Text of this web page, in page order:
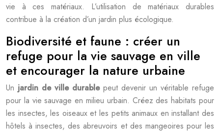
vie à ces matériaux. L’utilisation de matériaux durables
contribue à la création d’un jardin plus écologique.
Biodiversité et faune : créer un
refuge pour la vie sauvage en ville
et encourager la nature urbaine
Un jardin de ville durable peut devenir un véritable refuge
pour la vie sauvage en milieu urbain. Créez des habitats pour
les insectes, les oiseaux et les petits animaux en installant des
hôtels à insectes, des abreuvoirs et des mangeoires pour les